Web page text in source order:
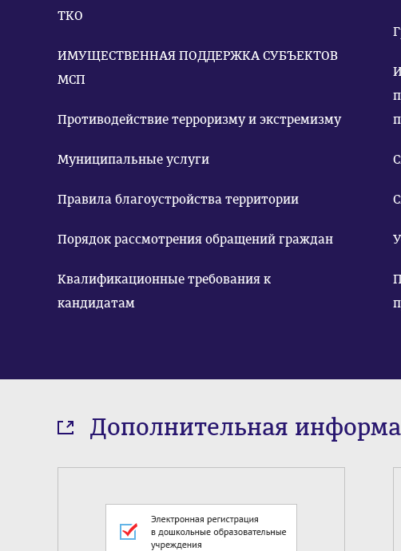
ТКО
ИМУЩЕСТВЕННАЯ ПОДДЕРЖКА СУБЪЕКТОВ
МСП
Противодействие терроризму и экстремизму
Муниципальные услуги
Правила благоустройства территории
Порядок рассмотрения обращений граждан
Квалификационные требования к
кандидатам
Дополнительная